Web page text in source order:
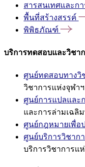
สารสนเทศและก
พื้นที่สร้างสรรค์
พิพิธภัณฑ์
บริการทดสอบและวิชา
ศูนย์ทดสอบทางวิ
วิชาการแห่งจุฬาฯ
ศูนย์การแปลและ
และการล่ามเฉลิ
ศูนย์กฎหมายเพื่อ
ศูนย์บริการวิชาก
บริการวิชาการแ